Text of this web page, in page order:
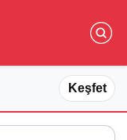
Keşfet